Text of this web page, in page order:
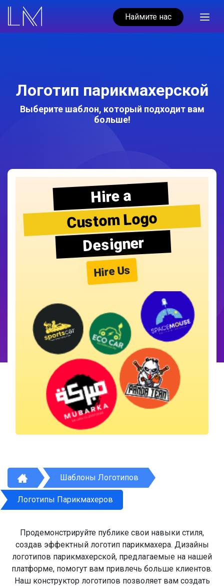
Наймите нас
Логотип парикмахерской
Выберите шаблон, который подходит вам
больше!
Hire a
Custom Logo
Designer
Hire Us
Шаблоны Логотипов
Логотипы Парикмахеров
Продемонстрируйте публике свои навыки стиля,
создав эффектный логотип парикмахера. Дизайны
логотипов парикмахерской, предлагаемые на нашей
платформе, помогут вам привлечь больше клиентов.
Наш конструктор логотипов позволяет вам создать